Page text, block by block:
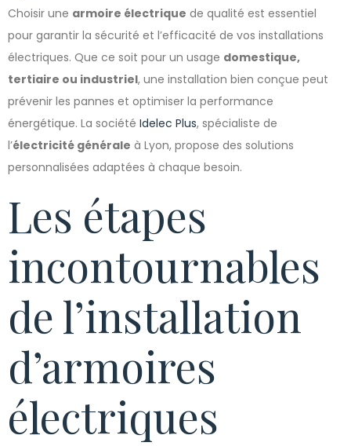
Choisir une armoire électrique de qualité est essentiel
pour garantir la sécurité et l’efficacité de vos installations
électriques. Que ce soit pour un usage domestique,
tertiaire ou industriel, une installation bien conçue peut
prévenir les pannes et optimiser la performance
énergétique. La société Idelec Plus, spécialiste de
l’électricité générale à Lyon, propose des solutions
personnalisées adaptées à chaque besoin.
Les étapes
incontournables
de l’installation
d’armoires
électriques